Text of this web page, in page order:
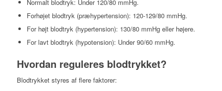
Normalt blodtryk: Under 120/80 mmHg.
Forhøjet blodtryk (præhypertension): 120-129/80 mmHg.
For højt blodtryk (hypertension): 130/80 mmHg eller højere.
For lavt blodtryk (hypotension): Under 90/60 mmHg.
Hvordan reguleres blodtrykket?
Blodtrykket styres af flere faktorer: